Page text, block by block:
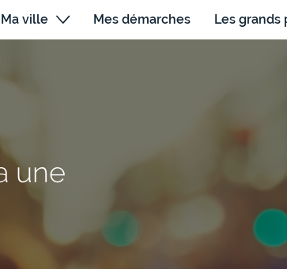
Ma ville Mes démarches Les grands
une